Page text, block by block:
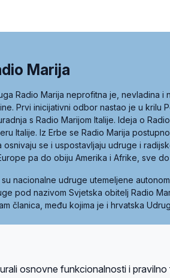
Marija
Radio Marija neprofitna je, nevladina i
Prvi inicijativni odbor nastao je u krilu
s Radio Marijom Italije. Ideja o
Italije. Iz Erbe se Radio Marija
osnivaju se i uspostavljaju udruge i
pa do obiju Amerika i Afrike, sve
nacionalne udruge utemeljene
pod nazivom Svjetska obitelj Radio
članica, među kojima je i hrvatska
osnovne funkcionalnosti i